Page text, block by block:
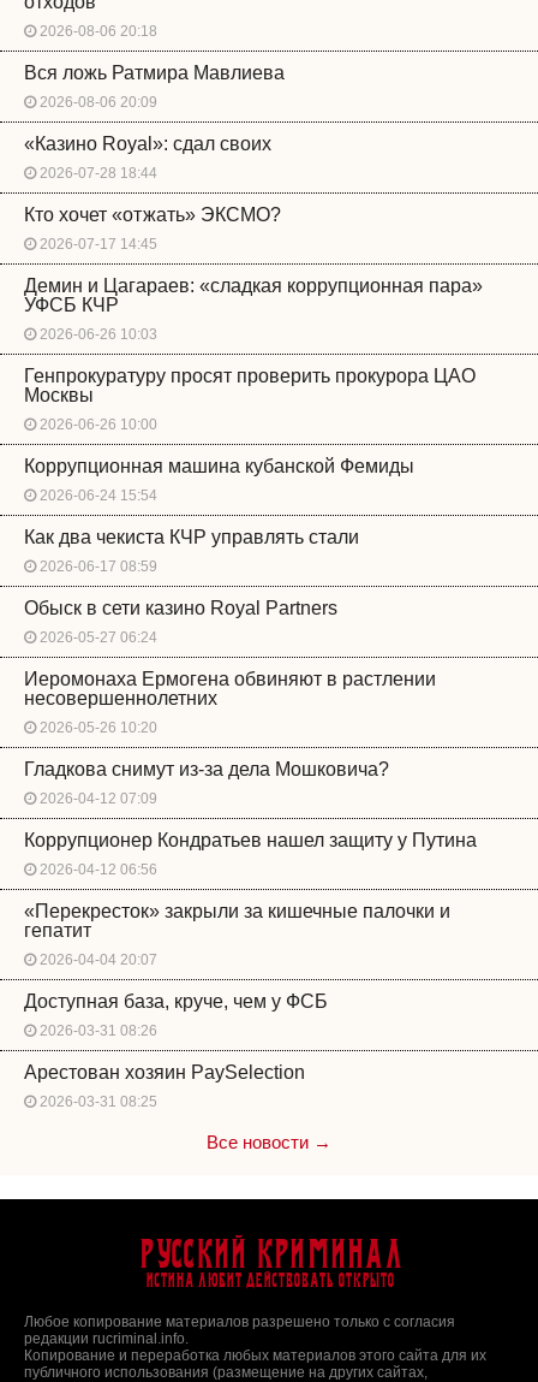
2026-08-06 20:18
Вся ложь Ратмира Мавлиева
2026-08-06 20:09
«Казино Royal»: сдал своих
2026-07-28 18:44
Кто хочет «отжать» ЭКСМО?
2026-07-17 14:45
Демин и Цагараев: «сладкая коррупционная пара»
УФСБ КЧР
2026-06-26 10:03
Генпрокуратуру просят проверить прокурора ЦАО
Москвы
2026-06-26 10:00
Коррупционная машина кубанской Фемиды
2026-06-24 15:54
Как два чекиста КЧР управлять стали
2026-06-17 08:59
Обыск в сети казино Royal Partners
2026-05-27 06:24
Иеромонаха Ермогена обвиняют в растлении
несовершеннолетних
2026-05-26 10:20
Гладкова снимут из-за дела Мошковича?
2026-04-12 07:09
Коррупционер Кондратьев нашел защиту у Путина
2026-04-12 06:56
«Перекресток» закрыли за кишечные палочки и
гепатит
2026-04-04 20:07
Доступная база, круче, чем у ФСБ
2026-03-31 08:26
Арестован хозяин PaySelection
2026-03-31 08:25
Все новости →
Русский Криминал
Истина любит действовать открыто
Любое копирование материалов разрешено только с согласия
редакции rucriminal.info.
Копирование и переработка любых материалов этого сайта для их
публичного использования (размещение на других сайтах,